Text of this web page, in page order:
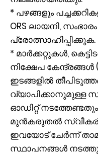
* പഴങ്ങളും
ORS ലായനി,
പ്രോത്സാഹിപ്പിക്കുക.
* മാർക്കറ്റുകൾ,
നിക്ഷേപ
ഇടങ്ങളിൽ
ഓഡിറ്റ്
മുൻകരുതൽ
ഇവയോട് ചേർന്ന്
സ്ഥാപനങ്ങൾ